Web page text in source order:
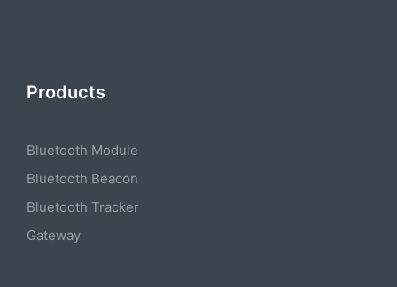
Products
Bluetooth Module
Bluetooth Beacon
Bluetooth Tracker
Gateway